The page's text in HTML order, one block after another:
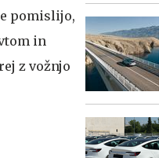
pomislijo,
in
z vožnjo